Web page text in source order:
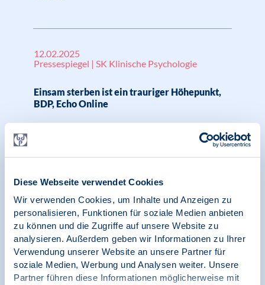
Diese Webseite verwendet Cookies
Wir verwenden Cookies, um Inhalte und Anzeigen zu
personalisieren, Funktionen für soziale Medien anbieten
zu können und die Zugriffe auf unsere Website zu
analysieren. Außerdem geben wir Informationen zu Ihrer
Verwendung unserer Website an unsere Partner für
soziale Medien, Werbung und Analysen weiter. Unsere
Partner führen diese Informationen möglicherweise mit
12.02.2025
Pressespiegel | SK Klinische Psychologie
Einsam sterben ist ein trauriger Höhepunkt,
BDP, Echo Online
und Psychologie | Aufzeichnung
Prospektive Arbeitsgestaltung bei Einführung
künstlicher Intelligenz-Systeme / Vortrag von
Dr. Florian Schweden zur Reihe Arbeitsschutz